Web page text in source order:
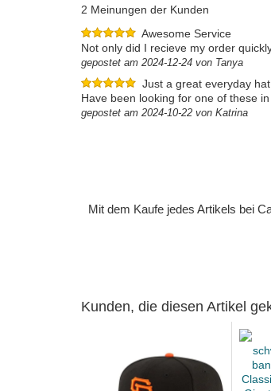
2 Meinungen der Kunden
Awesome Service
Not only did I recieve my order
gepostet am 2024-12-24 von Tanya
Just a great everyday hat.
Have been looking for one of these
gepostet am 2024-10-22 von Katrina
Mit dem Kaufe jedes Artikels bei
Kunden, die diesen Artikel